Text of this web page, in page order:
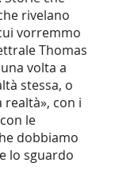
rivelano
vorremmo
Thomas
volta a
stessa, o
realtà», con i
le
dobbiamo
lo sguardo